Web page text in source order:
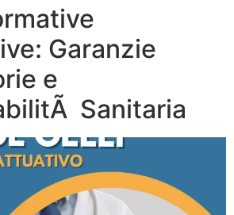
Garanzie
e
Sanitaria